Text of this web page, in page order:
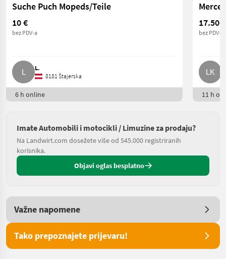
Suche Puch Mopeds/Teile
10 €
bez PDV-a
L.
8181 Štajerska
6 h online
17.500
bez PDV-a
11 h
Imate Automobili i motocikli / Limuzine za prodaju?
Na Landwirt.com dosežete više od 545.000 registriranih
korisnika.
Objavi oglas besplatno
Važne napomene
Tako prepoznajete prijevaru!